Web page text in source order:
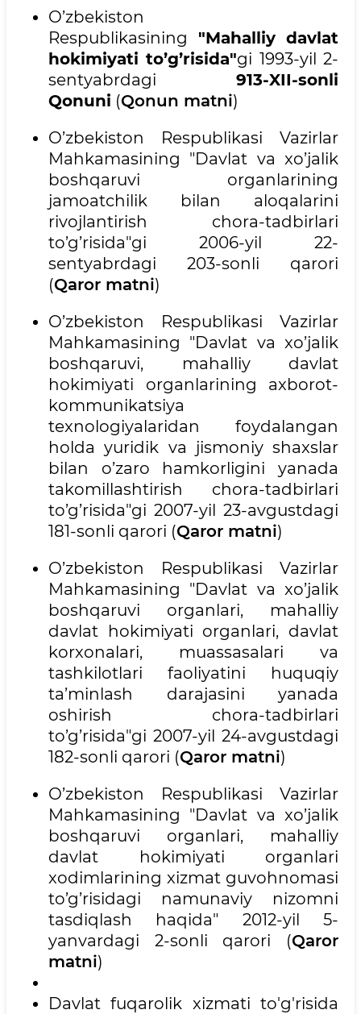
O’zbekiston
Respublikasining "Mahalliy davlat
hokimiyati to’g’risida"gi 1993-yil 2-
sentyabrdagi 913-XII-sonli
Qonuni (Qonun matni)
O’zbekiston Respublikasi Vazirlar
Mahkamasining "Davlat va xo’jalik
boshqaruvi organlarining
jamoatchilik bilan aloqalarini
rivojlantirish chora-tadbirlari
to’g’risida"gi 2006-yil 22-
sentyabrdagi 203-sonli qarori
(Qaror matni)
O’zbekiston Respublikasi Vazirlar
Mahkamasining "Davlat va xo’jalik
boshqaruvi, mahalliy davlat
hokimiyati organlarining axborot-
kommunikatsiya
texnologiyalaridan foydalangan
holda yuridik va jismoniy shaxslar
bilan o’zaro hamkorligini yanada
takomillashtirish chora-tadbirlari
to’g’risida"gi 2007-yil 23-avgustdagi
181-sonli qarori (Qaror matni)
O’zbekiston Respublikasi Vazirlar
Mahkamasining "Davlat va xo’jalik
boshqaruvi organlari, mahalliy
davlat hokimiyati organlari, davlat
korxonalari, muassasalari va
tashkilotlari faoliyatini huquqiy
ta’minlash darajasini yanada
oshirish chora-tadbirlari
to’g’risida"gi 2007-yil 24-avgustdagi
182-sonli qarori (Qaror matni)
O’zbekiston Respublikasi Vazirlar
Mahkamasining "Davlat va xo’jalik
boshqaruvi organlari, mahalliy
davlat hokimiyati organlari
xodimlarining xizmat guvohnomasi
to’g’risidagi namunaviy nizomni
tasdiqlash haqida" 2012-yil 5-
yanvardagi 2-sonli qarori (Qaror
matni)
Davlat fuqarolik xizmati to'g'risida